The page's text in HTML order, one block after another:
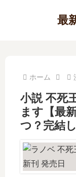
最
ホーム
小説 不死
ます【最
つ？完結